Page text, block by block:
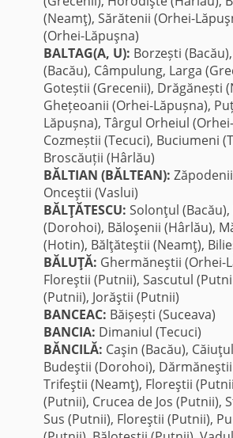
(Neamţ), Sărătenii (Orhei-
(Orhei-Lăpuşna)
BALTAG(A, U): Borzești
(Bacău), Câmpulung, Larga
Goteștii (Grecenii), Drăgănești
Ghețeoanii (Orhei-Lăpușna),
Lăpușna), Târgul Orheiul
Cozmeștii (Tecuci), Buciumeni
Broscăuții (Hârlău)
BĂLTIAN (BĂLTEAN):
Onceştii (Vaslui)
BĂLŢĂTESCU: Solonţul
(Dorohoi), Băloşenii (Hârlău),
(Hotin), Bălţăteştii (Neamţ),
BĂLUŢĂ: Ghermăneştii (Orhei-
Floreştii (Putnii), Sascutul
(Putnii), Jorăştii (Putnii)
BANCEAC: Băișești (Suceava)
BANCIA: Dimaniul (Tecuci)
BĂNCILĂ: Caşin (Bacău),
Budeştii (Dorohoi),
Trifeştii (Neamţ), Floreştii
(Putnii), Crucea de Jos (Putnii),
Sus (Putnii), Floreştii (Putnii),